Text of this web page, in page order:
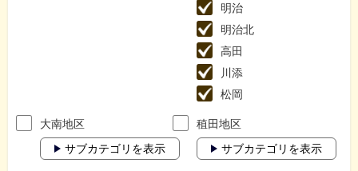
明治
明治北
高田
川添
松岡
大南地区
サブカテゴリを表示
稙田地区
サブカテゴリを表示